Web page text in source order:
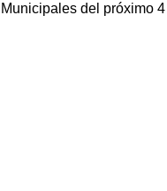
del próximo 4